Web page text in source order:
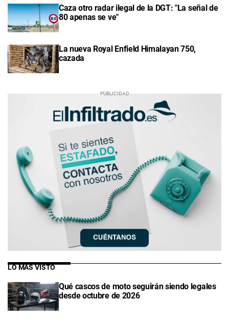
Caza otro radar ilegal de la DGT: "La señal de
80 apenas se ve"
La nueva Royal Enfield Himalayan 750,
cazada
LO MÁS VISTO
Qué cascos de moto seguirán siendo legales
desde octubre de 2026